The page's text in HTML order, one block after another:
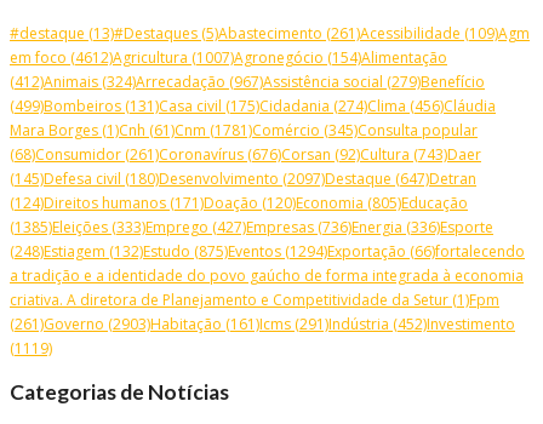
#destaque (13)#Destaques (5)Abastecimento (261)Acessibilidade (109)Agm
em foco (4612)Agricultura (1007)Agronegócio (154)Alimentação
(412)Animais (324)Arrecadação (967)Assistência social (279)Benefício
(499)Bombeiros (131)Casa civil (175)Cidadania (274)Clima (456)Cláudia
Mara Borges (1)Cnh (61)Cnm (1781)Comércio (345)Consulta popular
(68)Consumidor (261)Coronavírus (676)Corsan (92)Cultura (743)Daer
(145)Defesa civil (180)Desenvolvimento (2097)Destaque (647)Detran
(124)Direitos humanos (171)Doação (120)Economia (805)Educação
(1385)Eleições (333)Emprego (427)Empresas (736)Energia (336)Esporte
(248)Estiagem (132)Estudo (875)Eventos (1294)Exportação (66)fortalecendo
a tradição e a identidade do povo gaúcho de forma integrada à economia
criativa. A diretora de Planejamento e Competitividade da Setur (1)Fpm
(261)Governo (2903)Habitação (161)Icms (291)Indústria (452)Investimento
(1119)
Categorias de Notícias